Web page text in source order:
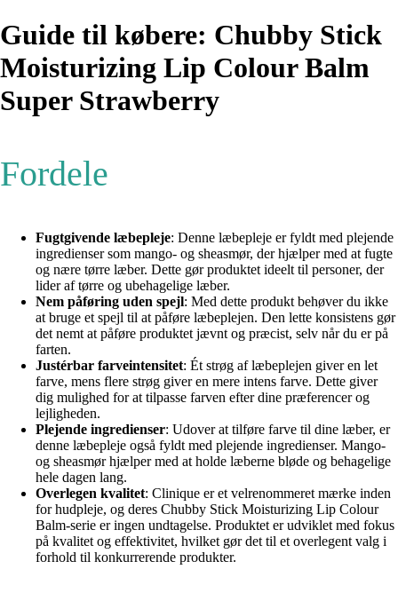
Guide til købere: Chubby Stick
Moisturizing Lip Colour Balm
Super Strawberry
Fordele
Fugtgivende læbepleje: Denne læbepleje er fyldt med plejende
ingredienser som mango- og sheasmør, der hjælper med at fugte
og nære tørre læber. Dette gør produktet ideelt til personer, der
lider af tørre og ubehagelige læber.
Nem påføring uden spejl: Med dette produkt behøver du ikke
at bruge et spejl til at påføre læbeplejen. Den lette konsistens gør
det nemt at påføre produktet jævnt og præcist, selv når du er på
farten.
Justérbar farveintensitet: Ét strøg af læbeplejen giver en let
farve, mens flere strøg giver en mere intens farve. Dette giver
dig mulighed for at tilpasse farven efter dine præferencer og
lejligheden.
Plejende ingredienser: Udover at tilføre farve til dine læber, er
denne læbepleje også fyldt med plejende ingredienser. Mango-
og sheasmør hjælper med at holde læberne bløde og behagelige
hele dagen lang.
Overlegen kvalitet: Clinique er et velrenommeret mærke inden
for hudpleje, og deres Chubby Stick Moisturizing Lip Colour
Balm-serie er ingen undtagelse. Produktet er udviklet med fokus
på kvalitet og effektivitet, hvilket gør det til et overlegent valg i
forhold til konkurrerende produkter.